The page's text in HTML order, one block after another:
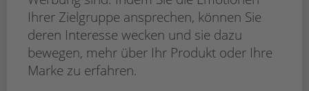
Ihrer Zielgruppe ansprechen, können Sie
deren Interesse wecken und sie dazu
bewegen, mehr über Ihr Produkt oder Ihre
Marke zu erfahren.